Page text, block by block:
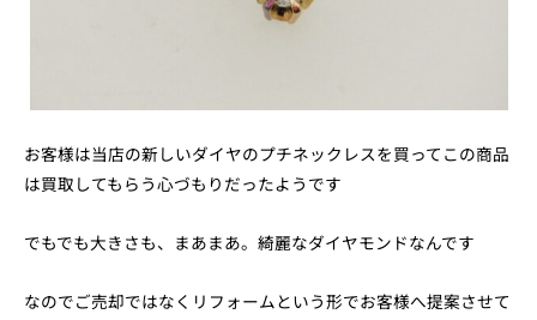
お客様は当店の新しいダイヤのプチネックレスを買ってこの商品
は買取してもらう心づもりだったようです
でもでも大きさも、まあまあ。綺麗なダイヤモンドなんです
なのでご売却ではなくリフォームという形でお客様へ提案させて